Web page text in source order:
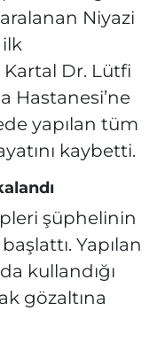
Niyazi
ilk
Dr. Lütfi
Hastanesi’ne
yapılan tüm
kaybetti.
şüphelinin
Yapılan
kullandığı
gözaltına